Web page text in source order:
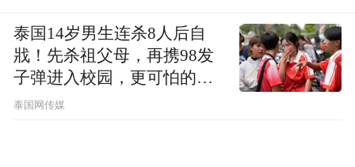
泰国14岁男生连杀8人后自
戕！先杀祖父母，再携98发
子弹进入校园，更可怕的细
节公布了
泰国网传媒